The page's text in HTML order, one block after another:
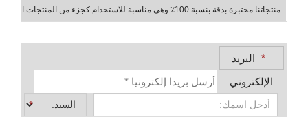
منتجاتنا مختبرة بدقة بنسبة 100٪ وهي مناسبة للاستخدام كجزء من المنتجات الصناعية، والأعمال بين الشركات، والجملة
* البريد
الإلكتروني
*